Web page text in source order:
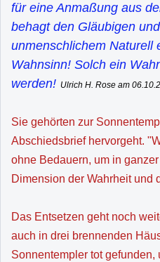
für eine Anmaßung aus
behagt den Gläubigen
unmenschlichem Naturell
Wahnsinn! Solch ein
werden! Ulrich H. Rose am
Sie gehörten zur
Abschiedsbrief hervorgeht.
ohne Bedauern, um in
Dimension der Wahrheit und
Das Entsetzen geht noch
auch in drei brennenden
Sonnentempler tot gefunden,